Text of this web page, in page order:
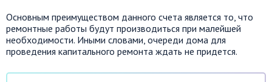
Основным преимуществом данного счета является то, что
ремонтные работы будут производиться при малейшей
необходимости. Иными словами, очереди дома для
проведения капитального ремонта ждать не придется.